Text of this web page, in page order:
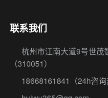
联系我们
杭州市江南大道9号世茂
（310051）
18668161841
（24h咨询